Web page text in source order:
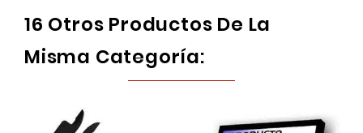
16 Otros Productos De La
Misma Categoría: